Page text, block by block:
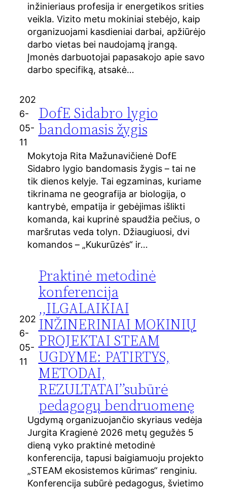
inžinieriaus profesija ir energetikos srities
veikla. Vizito metu mokiniai stebėjo, kaip
organizuojami kasdieniai darbai, apžiūrėjo
darbo vietas bei naudojamą įrangą.
Įmonės darbuotojai papasakojo apie savo
darbo specifiką, atsakė…
202
6-
05-
11
DofE Sidabro lygio
bandomasis žygis
Mokytoja Rita Mažunavičienė DofE
Sidabro lygio bandomasis žygis – tai ne
tik dienos kelyje. Tai egzaminas, kuriame
tikrinama ne geografija ar biologija, o
kantrybė, empatija ir gebėjimas išlikti
komanda, kai kuprinė spaudžia pečius, o
maršrutas veda tolyn. Džiaugiuosi, dvi
komandos – „Kukurūzės“ ir…
202
6-
05-
11
Praktinė metodinė
konferencija
,,ILGALAIKIAI
INŽINERINIAI MOKINIŲ
PROJEKTAI STEAM
UGDYME: PATIRTYS,
METODAI,
REZULTATAI’’subūrė
pedagogų bendruomenę
Ugdymą organizuojančio skyriaus vedėja
Jurgita Kragienė 2026 metų gegužės 5
dieną vyko praktinė metodinė
konferencija, tapusi baigiamuoju projekto
„STEAM ekosistemos kūrimas“ renginiu.
Konferencija subūrė pedagogus, švietimo